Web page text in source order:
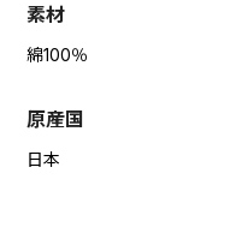
素材
綿100％
原産国
日本